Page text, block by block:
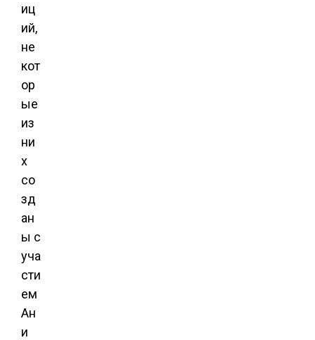
иц
ий,
не
кот
ор
ые
из
ни
х
со
зд
ан
ы с
уча
сти
ем
Ан
и